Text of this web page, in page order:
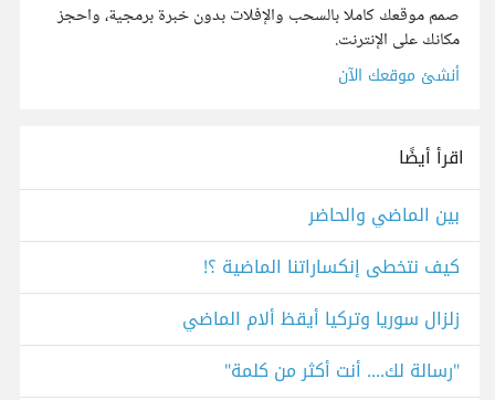
صمم موقعك كاملا بالسحب والإفلات بدون خبرة برمجية، واحجز
مكانك على الإنترنت.
أنشئ موقعك الآن
اقرأ أيضًا
بين الماضي والحاضر
كيف نتخطى إنكساراتنا الماضية ؟!
زلزال سوريا وتركيا أيقظ ألام الماضي
"رسالة لك.... أنت أكثر من كلمة"